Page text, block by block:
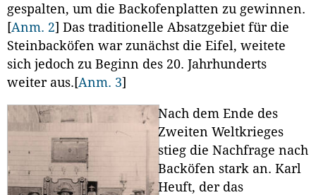
gespalten, um die Backofenplatten zu gewinnen.
[Anm. 2] Das traditionelle Absatzgebiet für die
Steinbacköfen war zunächst die Eifel, weitete
sich jedoch zu Beginn des 20. Jahrhunderts
weiter aus. [Anm. 3]
Nach dem Ende des
Zweiten Weltkrieges
stieg die Nachfrage nach
Backöfen stark an. Karl
Heuft, der das